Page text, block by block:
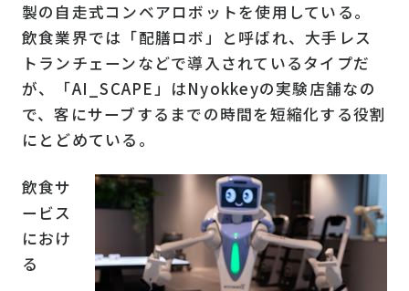
製の自走式コンベアロボットを使用している。
飲食業界では「配膳ロボ」と呼ばれ、大手レス
トランチェーンなどで導入されているタイプだ
が、「AI_SCAPE」はNyokkeyの実験店舗なの
で、客にサーブするまでの時間を短縮化する役割
にとどめている。
飲食サ
ービス
におけ
る